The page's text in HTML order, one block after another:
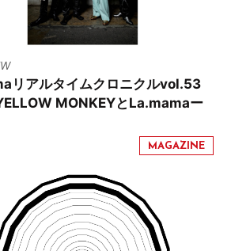
リアルタイムクロニクルvol.53
MONKEYとLa.mamaー